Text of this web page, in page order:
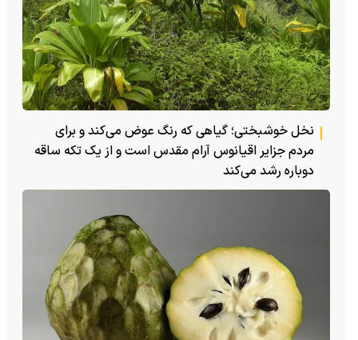
نخل خوشبختی؛ گیاهی که رنگ عوض می‌کند و برای
مردم جزایر اقیانوس آرام مقدس است و از یک تکه ساقه
دوباره رشد می‌کند